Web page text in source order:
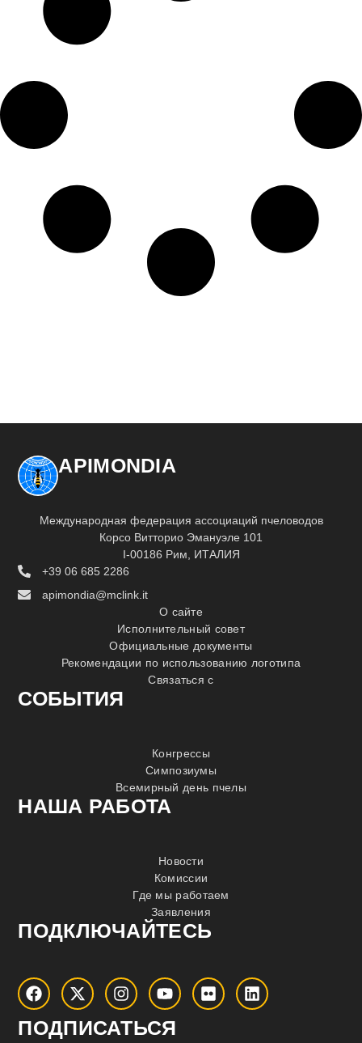
APIMONDIA
Международная федерация ассоциаций пчеловодов
Корсо Витторио Эмануэле 101
I-00186 Рим, ИТАЛИЯ
+39 06 685 2286
apimondia@mclink.it
О сайте
Исполнительный совет
Официальные документы
Рекомендации по использованию логотипа
Связаться с
СОБЫТИЯ
Конгрессы
Симпозиумы
Всемирный день пчелы
НАША РАБОТА
Новости
Комиссии
Где мы работаем
Заявления
ПОДКЛЮЧАЙТЕСЬ
ПОДПИСАТЬСЯ